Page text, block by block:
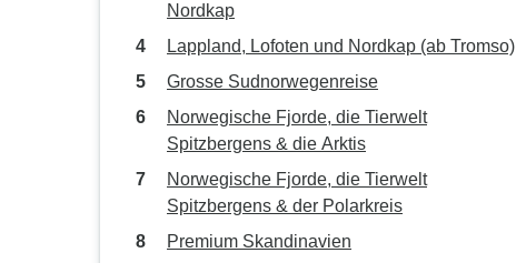
Nordkap
Lappland, Lofoten und Nordkap (ab Tromso)
Grosse Sudnorwegenreise
Norwegische Fjorde, die Tierwelt
Spitzbergens & die Arktis
Norwegische Fjorde, die Tierwelt
Spitzbergens & der Polarkreis
Premium Skandinavien